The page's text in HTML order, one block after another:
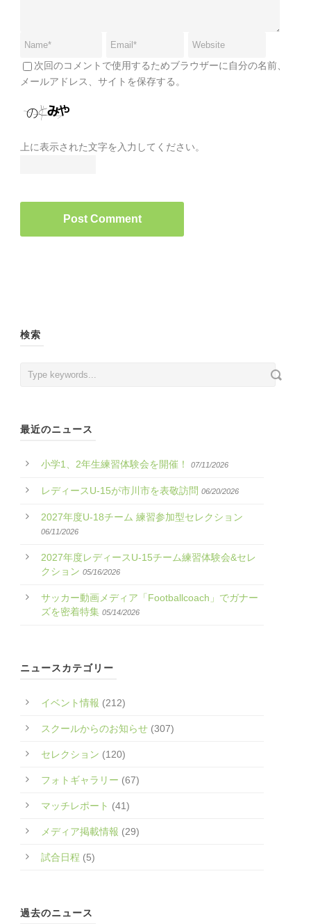
次回のコメントで使用するためブラウザーに自分の名前、
メールアドレス、サイトを保存する。
上に表示された文字を入力してください。
検索
最近のニュース
小学1、2年生練習体験会を開催！ 07/11/2026
レディースU-15が市川市を表敬訪問 06/20/2026
2027年度U-18チーム 練習参加型セレクション
06/11/2026
2027年度レディースU-15チーム練習体験会&セレ
クション 05/16/2026
サッカー動画メディア「Footballcoach」でガナー
ズを密着特集 05/14/2026
ニュースカテゴリー
イベント情報 (212)
スクールからのお知らせ (307)
セレクション (120)
フォトギャラリー (67)
マッチレポート (41)
メディア掲載情報 (29)
試合日程 (5)
過去のニュース